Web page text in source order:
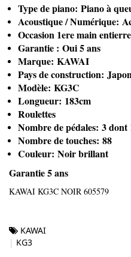
Type de piano: Piano à
Acoustique / Numérique:
Occasion 1ere main
Garantie : Oui 5 ans
Marque: KAWAI
Pays de construction:
Modèle: KG3C
Longueur: 183cm
Roulettes
Nombre de pédales: 3 dont
Nombre de touches: 88
Couleur: Noir brillant
Garantie 5 ans
KAWAI KG3C NOIR 605579
KAWAI
KG3